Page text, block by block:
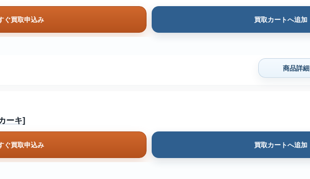
ぐ買取申込み 買取カートへ追加
商品詳細
ーキ]
ぐ買取申込み 買取カートへ追加